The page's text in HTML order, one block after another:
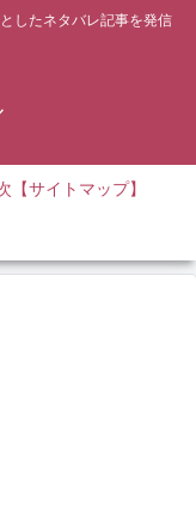
したネタバレ記事を発信
【サイトマップ】